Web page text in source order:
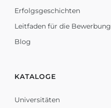
Erfolgsgeschichten
Leitfaden für die Bewerbung
Blog
KATALOGE
Universitäten